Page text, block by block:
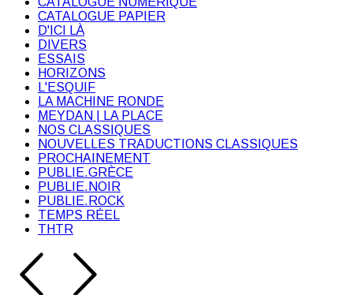
CATALOGUE PAPIER
D'ICI LÀ
DIVERS
ESSAIS
HORIZONS
L'ESQUIF
LA MACHINE RONDE
MEYDAN | LA PLACE
NOS CLASSIQUES
NOUVELLES TRADUCTIONS CLASSIQUES
PROCHAINEMENT
PUBLIE.GRÈCE
PUBLIE.NOIR
PUBLIE.ROCK
TEMPS RÉEL
THTR